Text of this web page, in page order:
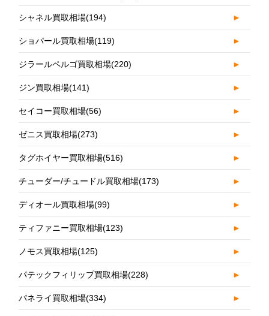
シャネル買取相場(194) ►
ショパール買取相場(119) ►
ジラールペルゴ買取相場(220) ►
ジン買取相場(141) ►
セイコー買取相場(56) ►
ゼニス買取相場(273) ►
タグホイヤー買取相場(516) ►
チューダー/チュードル買取相場(173) ►
ディオール買取相場(99) ►
ティファニー買取相場(123) ►
ノモス買取相場(125) ►
パテックフィリップ買取相場(228) ►
パネライ買取相場(334) ►